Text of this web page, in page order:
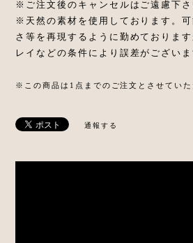
※ご注文後のキャンセルはご遠慮下さ
※天然の素材を使用しております。
さ等を再現するように勤めておりま
レイなどの条件により誤差がございま
※この商品は1点までのご注文とさせていた
通報する